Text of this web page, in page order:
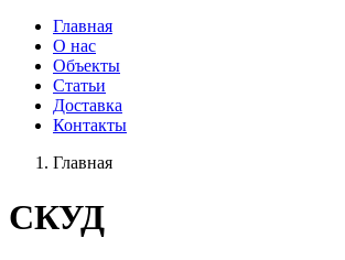
Главная
О нас
Объекты
Статьи
Доставка
Контакты
Главная
СКУД